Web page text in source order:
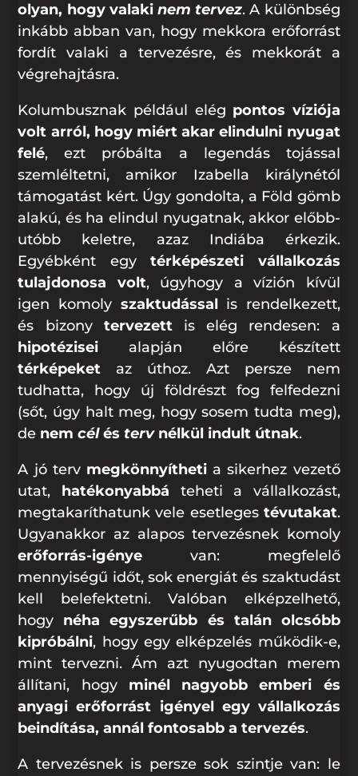
olyan, hogy valaki nem tervez. A különbség
inkább abban van, hogy mekkora erőforrást
fordít valaki a tervezésre, és mekkorát a
végrehajtásra.
Kolumbusznak például elég pontos víziója
volt arról, hogy miért akar elindulni nyugat
felé, ezt próbálta a legendás tojással
szemléltetni, amikor Izabella királynétól
támogatást kért. Úgy gondolta, a Föld gömb
alakú, és ha elindul nyugatnak, akkor előbb-
utóbb keletre, azaz Indiába érkezik.
Egyébként egytérképészeti vállalkozás
tulajdonosa volt, úgyhogy a vízión kívül
igen komoly szaktudással is rendelkezett,
és bizony tervezettis elég rendesen: a
hipotézisei alapján előre készített
térképeket az úthoz. Azt persze nem
tudhatta, hogy új földrészt fog felfedezni
(sőt, úgy halt meg, hogy sosem tudta meg),
de nemcéléstervnélkül indult útnak.
A jó terv megkönnyítheti a sikerhez vezető
utat, hatékonyabbá teheti a vállalkozást,
megtakaríthatunk vele esetleges tévutakat.
Ugyanakkor az alapos tervezésnek komoly
erőforrás-igénye van: megfelelő
mennyiségű időt, sok energiát és szaktudást
kell belefektetni. Valóban elképzelhető,
hogy néha egyszerűbb és talán olcsóbb
kipróbálni, hogy egy elképzelés működik-e,
mint tervezni. Ám azt nyugodtan merem
állítani, hogy minél nagyobb emberi és
anyagi erőforrást igényel egy vállalkozás
beindítása, annál fontosabb a tervezés.
A tervezésnek is persze sok szintje van: le